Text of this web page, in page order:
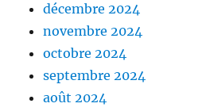
décembre 2024
novembre 2024
octobre 2024
septembre 2024
août 2024